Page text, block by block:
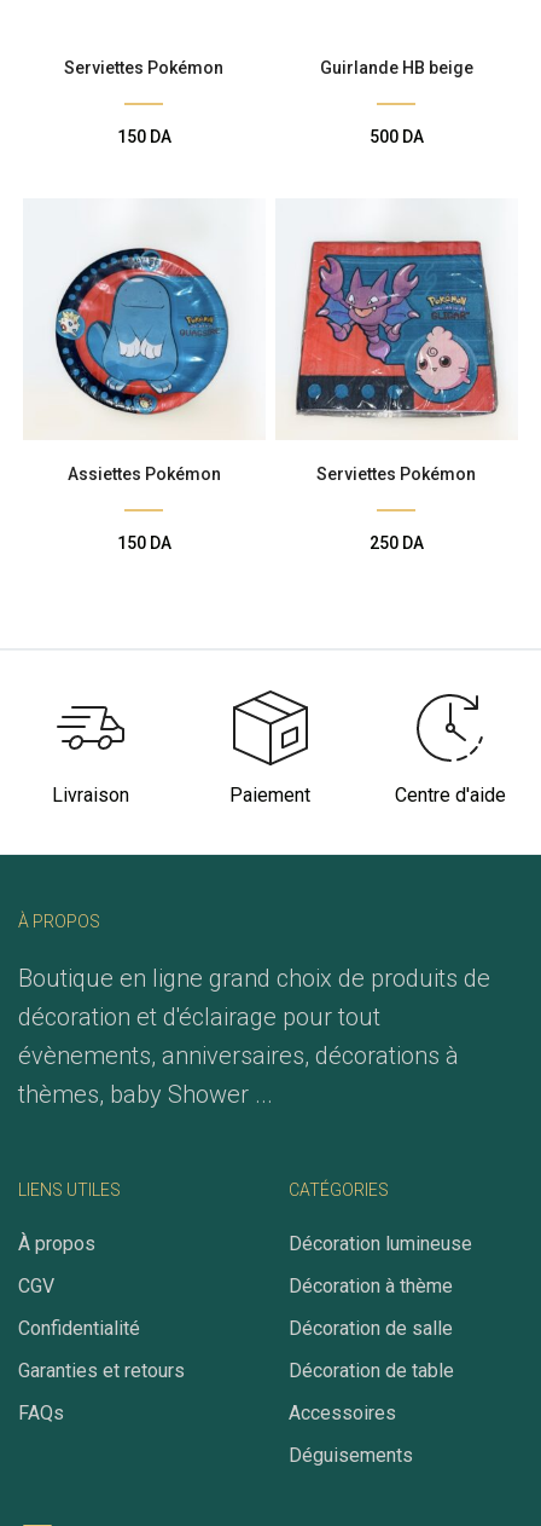
Serviettes Pokémon
150 DA
Guirlande HB beige
500 DA
Assiettes Pokémon
150 DA
Serviettes Pokémon
250 DA
Livraison Paiement Centre d'aide
À PROPOS
Boutique en ligne grand choix de produits de
décoration et d'éclairage pour tout
évènements, anniversaires, décorations à
thèmes, baby Shower ...
LIENS UTILES
À propos
CGV
Confidentialité
Garanties et retours
FAQs
CATÉGORIES
Décoration lumineuse
Décoration à thème
Décoration de salle
Décoration de table
Accessoires
Déguisements